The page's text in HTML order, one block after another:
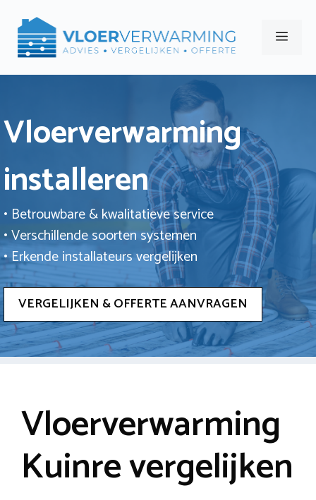
naar
Menu
Vloerverwarming
installeren
• Betrouwbare & kwalitatieve service
• Verschillende soorten systemen
• Erkende installateurs vergelijken
VERGELIJKEN & OFFERTE AANVRAGEN
Vloerverwarming
Kuinre vergelijken